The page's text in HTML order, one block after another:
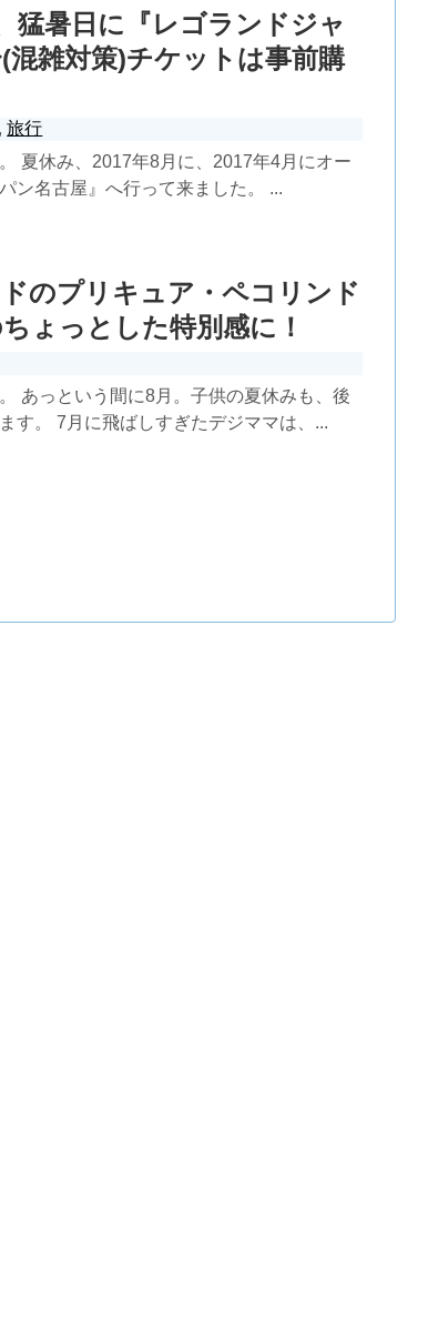
猛暑日に『レゴランドジャ
混雑対策)チケットは事前購
,旅行
夏休み、2017年8月に、2017年4月にオー
ン名古屋』へ行って来ました。 ...
のプリキュア・ペコリンド
ょっとした特別感に！
あっという間に8月。子供の夏休みも、後
す。 7月に飛ばしすぎたデジママは、...